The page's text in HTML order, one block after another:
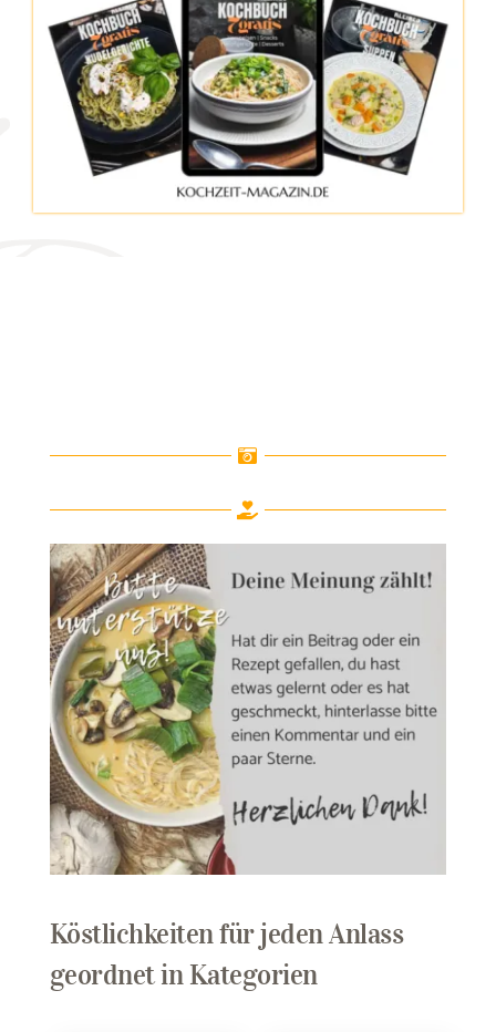
Köstlichkeiten für jeden Anlass
geordnet in Kategorien